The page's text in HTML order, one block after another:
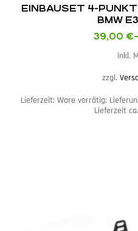
EINBAUSET 4-
BMW
39,00 €
inkl.
zzgl.
Lieferzeit: Ware vorrätig:
Lieferzeit